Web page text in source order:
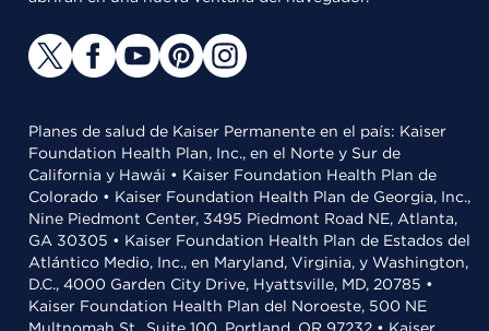
Planes de salud de Kaiser Permanente en el país: Kaiser
Foundation Health Plan, Inc., en el Norte y Sur de
California y Hawái • Kaiser Foundation Health Plan de
Colorado • Kaiser Foundation Health Plan de Georgia, Inc.,
Nine Piedmont Center, 3495 Piedmont Road NE, Atlanta,
GA 30305 • Kaiser Foundation Health Plan de Estados del
Atlántico Medio, Inc., en Maryland, Virginia, y Washington,
D.C., 4000 Garden City Drive, Hyattsville, MD, 20785 •
Kaiser Foundation Health Plan del Noroeste, 500 NE